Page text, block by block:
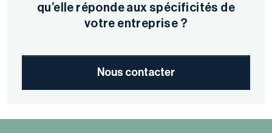
qu’elle réponde aux spécificités de
votre entreprise ?
Nous contacter